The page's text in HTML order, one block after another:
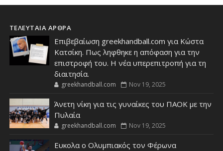
ΤΕΛΕΥΤΑΙΑ ΑΡΘΡΑ
Επιβεβαίωση greekhandball.com για Κώστα
Κατσίκη. Πως ληφθηκε η απόφαση για την
επιστροφή του. Η νέα υπερεπιτροπή για τη
διαιτησία.
greekhandball.com Nov 19, 2025
Άνετη νίκη για τις γυναίκες του ΠΑΟΚ με την
Πυλαία
greekhandball.com Nov 19, 2025
Ευκολα ο Ολυμπιακός τον Φέρωνα